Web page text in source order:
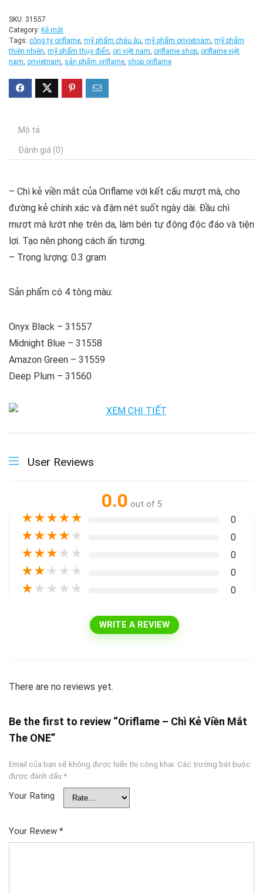
SKU: 31557
Category: Kẻ mắt
Tags: công ty oriflame, mỹ phẩm châu âu, mỹ phẩm orivietnam, mỹ phẩm
thiên nhiên, mỹ phẩm thụy điển, ori việt nam, oriflame shop, oriflame việt
nam, orivietnam, sản phẩm oriflame, shop oriflame
Mô tả
Đánh giá (0)
– Chì kẻ viền mắt của Oriflame với kết cấu mượt mà, cho
đường kẻ chính xác và đậm nét suốt ngày dài. Đầu chì
mượt mà lướt nhẹ trên da, làm bén tự động độc đáo và tiện
lợi. Tạo nên phong cách ấn tượng.
– Trọng lượng: 0.3 gram
Sản phẩm có 4 tông màu:
Onyx Black – 31557
Midnight Blue – 31558
Amazon Green – 31559
Deep Plum – 31560
User Reviews
0.0 out of 5
★★★★★ 0
★★★★ ★ 0
★★★ ★ ★ 0
★★ ★ ★ ★ 0
★ ★ ★ ★ ★ 0
WRITE A REVIEW
There are no reviews yet.
Be the first to review “Oriflame – Chì Kẻ Viền Mắt
The ONE”
Email của bạn sẽ không được hiển thị công khai. Các trường bắt buộc
được đánh dấu *
Your Rating
Your Review *